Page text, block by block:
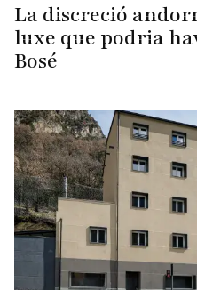
La discreció
luxe que podria
Bosé